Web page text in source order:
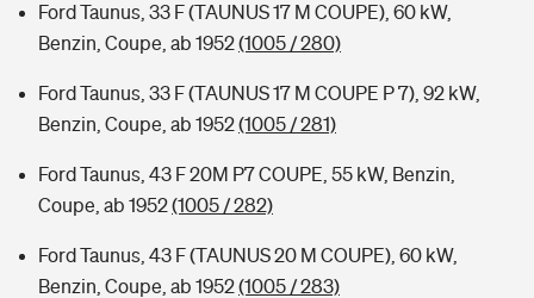
Ford Taunus, 33 F (TAUNUS 17 M COUPE), 60 kW,
Benzin, Coupe, ab 1952(1005 / 280)
Ford Taunus, 33 F (TAUNUS 17 M COUPE P 7), 92 kW,
Benzin, Coupe, ab 1952(1005 / 281)
Ford Taunus, 43 F 20M P7 COUPE, 55 kW, Benzin,
Coupe, ab 1952(1005 / 282)
Ford Taunus, 43 F (TAUNUS 20 M COUPE), 60 kW,
Benzin, Coupe, ab 1952(1005 / 283)